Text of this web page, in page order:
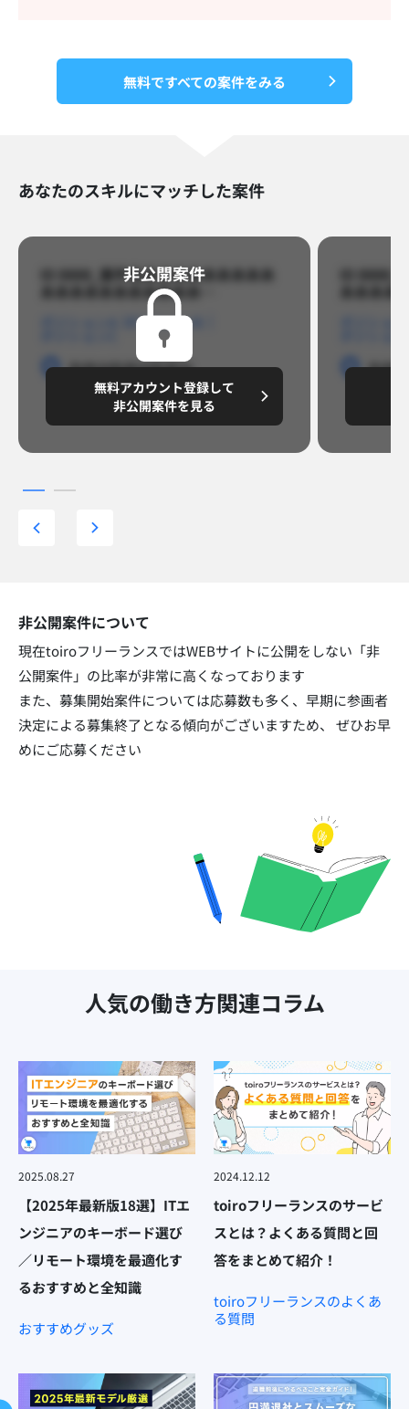
無料ですべての案件をみる
あなたのスキルにマッチした案件
ID 8888_案件名あああああああああ
あああああああああああ…​
ポジションB
勤務地勤務地勤務地
～8,888,8888円/月
非公開案件​
無料アカウント登録して
非公開案件を見る
ID
勤務地
非公開案件について
現在toiroフリーランスではWEBサイトに公開をしない「非
公開案件」の比率が非常に高くなっております​
また、募集開始案件については応募数も多く、早期に参画者
決定による募集終了となる傾向がございますため、 ぜひお早
めにご応募ください
人気の働き方関連コラム
2025.08.27
【2025年最新版18選】ITエ
ンジニアのキーボード選び
／リモート環境を最適化す
るおすすめと全知識
おすすめグッズ
2024.12.12
toiroフリーランスのサービ
スとは？よくある質問と回
答をまとめて紹介！
toiroフリーランスのよくあ
る質問